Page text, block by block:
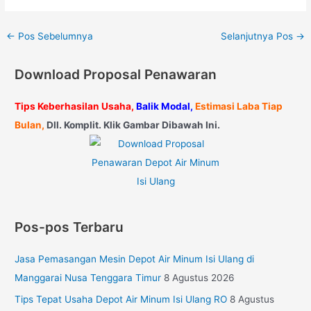
← Pos Sebelumnya Selanjutnya Pos →
Download Proposal Penawaran
Tips Keberhasilan Usaha, Balik Modal, Estimasi Laba Tiap
Bulan, Dll. Komplit. Klik Gambar Dibawah Ini.
Pos-pos Terbaru
Jasa Pemasangan Mesin Depot Air Minum Isi Ulang di
Manggarai Nusa Tenggara Timur 8 Agustus 2026
Tips Tepat Usaha Depot Air Minum Isi Ulang RO 8 Agustus